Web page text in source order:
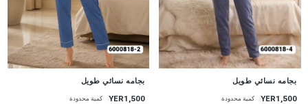
بجامه نسائي طويل
YER1,500 كمية محدودة
بجامه نسائي طويل
YER1,500 كمية محدودة